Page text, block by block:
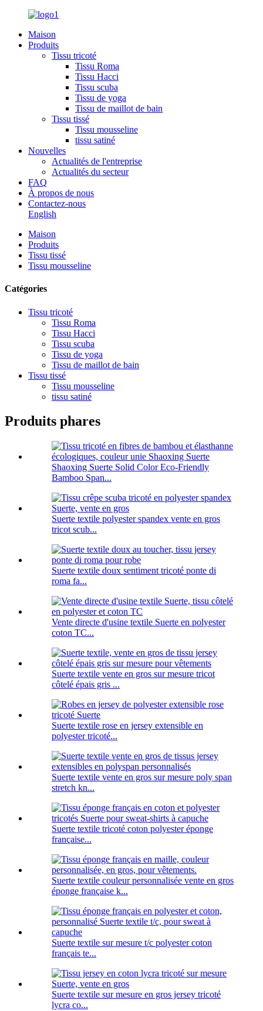
Maison
Produits
Tissu tricoté
Tissu Roma
Tissu Hacci
Tissu scuba
Tissu de yoga
Tissu de maillot de bain
Tissu tissé
Tissu mousseline
tissu satiné
Nouvelles
Actualités de l'entreprise
Actualités du secteur
FAQ
À propos de nous
Contactez-nous
English
Maison
Produits
Tissu tissé
Tissu mousseline
Catégories
Tissu tricoté
Tissu Roma
Tissu Hacci
Tissu scuba
Tissu de yoga
Tissu de maillot de bain
Tissu tissé
Tissu mousseline
tissu satiné
Produits phares
Shaoxing Suerte Solid Color Eco-Friendly
Bamboo Span...
Suerte textile polyester spandex vente en gros
tricot scub...
Suerte textile doux sentiment tricoté ponte di
roma fa...
Vente directe d'usine textile Suerte en polyester
coton TC...
Suerte textile vente en gros sur mesure tricot
côtelé épais gris ...
Suerte textile rose en jersey extensible en
polyester tricoté...
Suerte textile vente en gros sur mesure poly span
stretch kn...
Suerte textile tricoté coton polyester éponge
française...
Suerte textile couleur personnalisée vente en gros
éponge française k...
Suerte textile sur mesure t/c polyester coton
français te...
Suerte textile sur mesure en gros jersey tricoté
lycra co...